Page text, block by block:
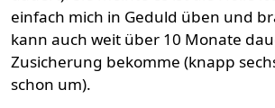
einfach mich in Geduld üben und
kann auch weit über 10 Monate
Zusicherung bekomme (knapp
schon um).